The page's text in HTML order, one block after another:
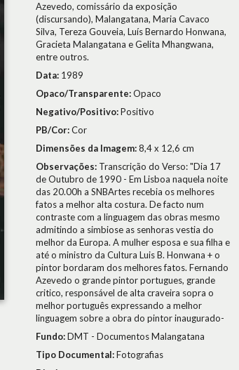
Azevedo, comissário da exposição
(discursando), Malangatana, Maria Cavaco
Silva, Tereza Gouveia, Luís Bernardo Honwana,
Gracieta Malangatana e Gelita Mhangwana,
entre outros.
Data: 1989
Opaco/Transparente:Opaco
Negativo/Positivo:Positivo
PB/Cor:Cor
Dimensões da Imagem:8,4 x 12,6 cm
Observações: Transcrição do Verso: "Dia 17
de Outubro de 1990 - Em Lisboa naquela noite
das 20.00h a SNBArtes recebia os melhores
fatos a melhor alta costura. De facto num
contraste com a linguagem das obras mesmo
admitindo a simbiose as senhoras vestia do
melhor da Europa. A mulher esposa e sua filha e
até o ministro da Cultura Luis B. Honwana + o
pintor bordaram dos melhores fatos. Fernando
Azevedo o grande pintor portugues, grande
critico, responsável de alta craveira sopra o
melhor português expressando a melhor
linguagem sobre a obra do pintor inaugurado-
Fundo:DMT - Documentos Malangatana
Tipo Documental:Fotografias